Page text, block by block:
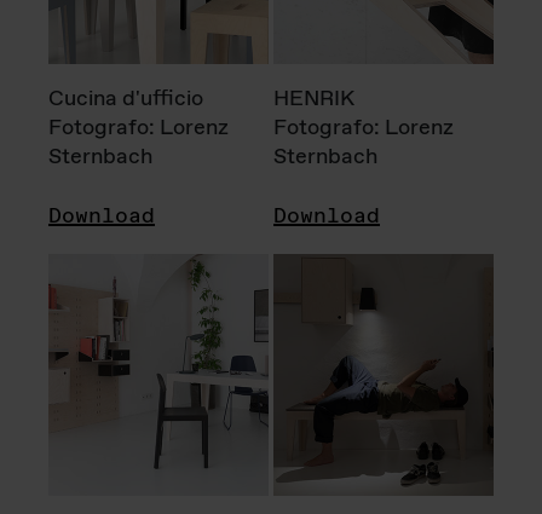
Cucina d'ufficio
Fotografo: Lorenz
Sternbach
Download
HENRIK
Fotografo: Lorenz
Sternbach
Download